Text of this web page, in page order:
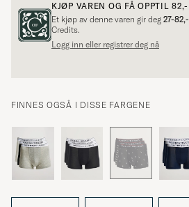
KJØP VAREN OG FÅ OPPTIL82,-
Et kjøp av denne varen gir deg 27-82,-
Credits.
Logg inn eller registrer deg nå
FINNES OGSÅ I DISSE FARGENE